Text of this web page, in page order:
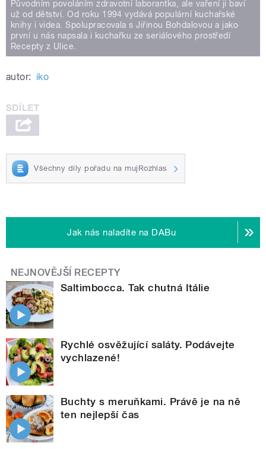
Původním povoláním zdravotní laborantka, ale vaření ji baví
už od dětství. Od roku 1994 vydává populární kuchařské
knihy i videa. Spolupracovala s Jiřinou Bohdalovou a jako
první u nás napsala i kuchařku ze seriálového prostředí
Recepty z Ulice.
autor: iko
Všechny díly pořadu na mujRozhlas
Jak nás naladíte na DABu
NEJNOVĚJŠÍ RECEPTY
Saltimbocca. Tak chutná Itálie
Rychlé osvěžující saláty. Podávejte
vychlazené!
Buchty s meruňkami. Právě je na ně
ten nejlepší čas